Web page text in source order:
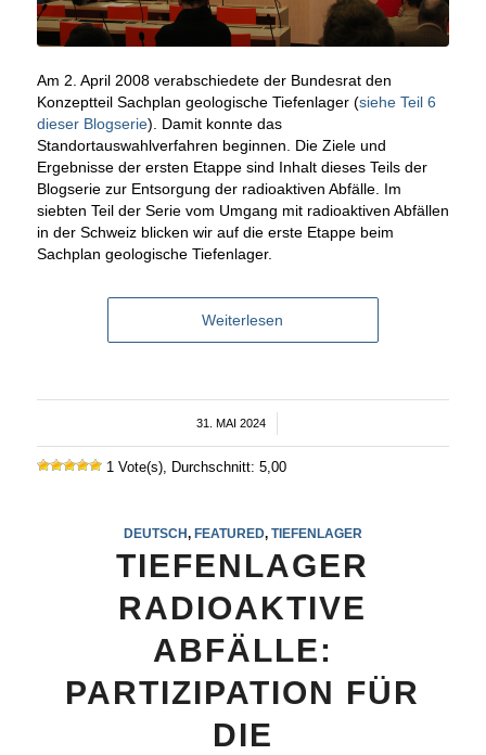
Am 2. April 2008 verabschiedete der Bundesrat den
Konzeptteil Sachplan geologische Tiefenlager (siehe Teil 6
dieser Blogserie). Damit konnte das
Standortauswahlverfahren beginnen. Die Ziele und
Ergebnisse der ersten Etappe sind Inhalt dieses Teils der
Blogserie zur Entsorgung der radioaktiven Abfälle. Im
siebten Teil der Serie vom Umgang mit radioaktiven Abfällen
in der Schweiz blicken wir auf die erste Etappe beim
Sachplan geologische Tiefenlager.
Weiterlesen
31. MAI 2024
/
1 Vote(s), Durchschnitt: 5,00
DEUTSCH, FEATURED, TIEFENLAGER
TIEFENLAGER
RADIOAKTIVE
ABFÄLLE:
PARTIZIPATION FÜR
DIE